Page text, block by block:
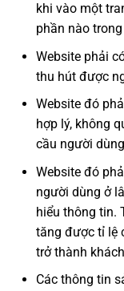
khi vào một
phần nào
Website phải
thu hút được
Website đó
hợp lý, không
cầu người
Website đó
người dùng ở
hiểu thông tin.
tăng được tỉ lệ
trở thành
Các thông tin